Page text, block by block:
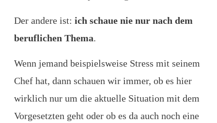
Der andere ist: ich schaue nie nur nach dem
beruflichen Thema.
Wenn jemand beispielsweise Stress mit seinem
Chef hat, dann schauen wir immer, ob es hier
wirklich nur um die aktuelle Situation mit dem
Vorgesetzten geht oder ob es da auch noch eine